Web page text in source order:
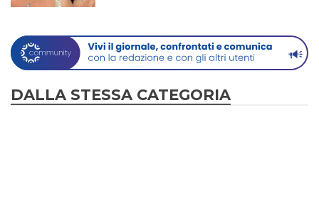
DALLA STESSA CATEGORIA